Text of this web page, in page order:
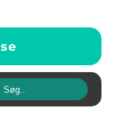
se